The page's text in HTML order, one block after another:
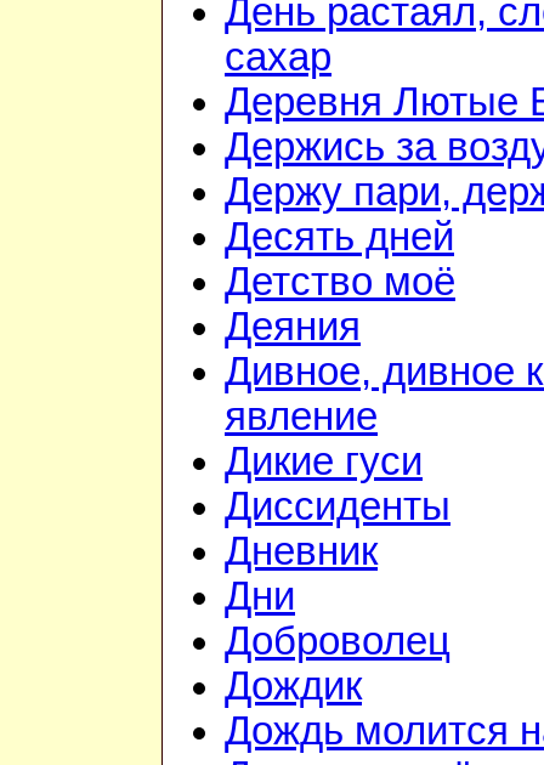
День растаял,
сахар
Деревня Лютые
Держись за
Держу пари,
Десять дней
Детство моё
Деяния
Дивное, дивное
явление
Дикие гуси
Диссиденты
Дневник
Дни
Доброволец
Дождик
Дождь молится